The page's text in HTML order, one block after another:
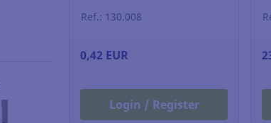
Ref.: 130.008
0,42 EUR
Login / Register